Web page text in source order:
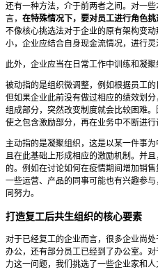
还有一种方法，介于前两者之间。对一
言， 在特殊情况下，要对员工进行角色
不像核心挑选法对于企业的原有架构变
小，企业应结合自身现金流情况，进行灵
此外，企业应当在日常工作中训练和凝
被动指的是组织微调整，例如根据员工
但如果企业此前没有做过相应的绩效划
组成部分，突然改变制度就会比较困难
使之包含激励部分，再在业务中不断进行
主动指的是凝聚组织，这是以某一件事
且在此基础上形成相应的激励机制。并
的。例如在讨论如何在疫情期间增加销
一些运营、产品的同事可能也有兴趣参
同努力。
打造复工后共生组织的核心要素
对于已经复工的企业而言，很多企业尚
办公，还有部分员工已经到了办公室。
力这一问题，我们挑选了一些企业家和人